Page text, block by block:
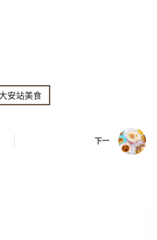
安站美食
下一